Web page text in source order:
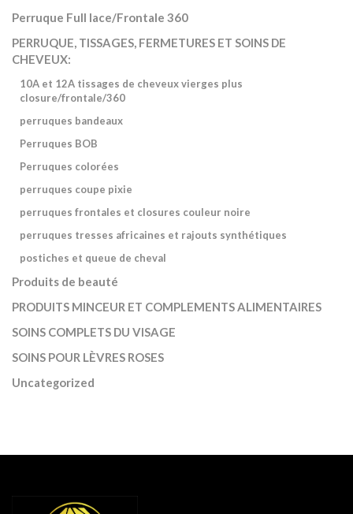
Perruque Full lace/Frontale 360
PERRUQUE, TISSAGES, FERMETURES ET SOINS DE
CHEVEUX:
10A et 12A tissages de cheveux vierges plus
closure/frontale/360
perruques bandeaux
Perruques BOB
Perruques colorées
perruques coupe pixie
perruques frontales et closures couleur noire
perruques tresses africaines et rajouts synthétiques
postiches et queue de cheval
Produits de beauté
PRODUITS MINCEUR ET COMPLEMENTS ALIMENTAIRES
SOINS COMPLETS DU VISAGE
SOINS POUR LÈVRES ROSES
Uncategorized